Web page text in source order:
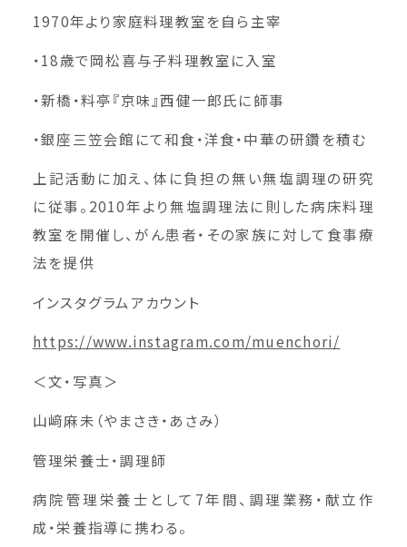
1970年より家庭料理教室を自ら主宰
・18歳で岡松喜与子料理教室に入室
・新橋・料亭『京味』西健一郎氏に師事
・銀座三笠会館にて和食・洋食・中華の研鑽を積む
上記活動に加え、体に負担の無い無塩調理の研究
に従事。2010年より無塩調理法に則した病床料理
教室を開催し、がん患者・その家族に対して食事療
法を提供
インスタグラムアカウント
https://www.instagram.com/muenchori/
＜文・写真＞
山﨑麻未（やまさき・あさみ）
管理栄養士・調理師
病院管理栄養士として7年間、調理業務・献立作
成・栄養指導に携わる。